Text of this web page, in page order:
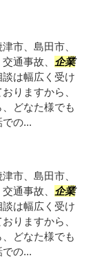
市、島田市、
通事故、 企業
は幅広く受け
りますから、
どなた様でも
の...
市、島田市、
通事故、 企業
は幅広く受け
りますから、
どなた様でも
の...